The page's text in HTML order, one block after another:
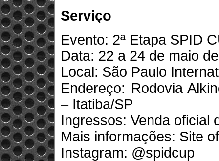
Serviço
Evento: 2ª Etapa SPID
Data: 22 a 24 de maio
Local: São Paulo
Endereço: Rodovia
– Itatiba/SP
Ingressos: Venda oficial
Mais informações: Site
Instagram: @spidcup